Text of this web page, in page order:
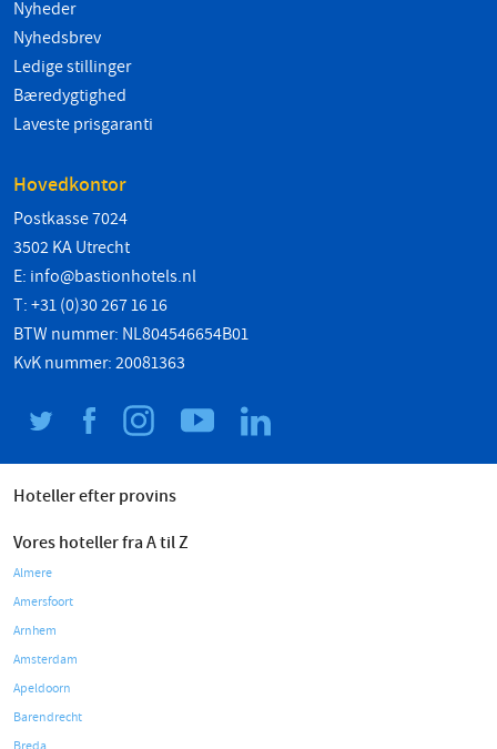
Nyheder
Nyhedsbrev
Ledige stillinger
Bæredygtighed
Laveste prisgaranti
Hovedkontor
Postkasse 7024
3502 KA Utrecht
E: info@bastionhotels.nl
T: +31 (0)30 267 16 16
BTW nummer: NL804546654B01
KvK nummer: 20081363
Hoteller efter provins
Vores hoteller fra A til Z
Almere
Amersfoort
Arnhem
Amsterdam
Apeldoorn
Barendrecht